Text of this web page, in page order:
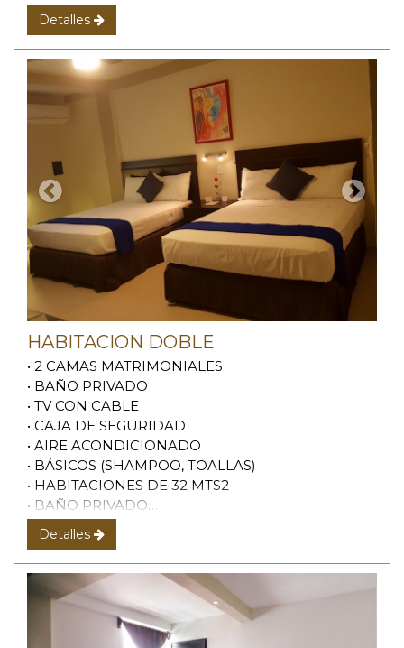
• LIBRE DE HUMO.
Detalles
HABITACION DOBLE
• 2 CAMAS MATRIMONIALES
• BAÑO PRIVADO
• TV CON CABLE
• CAJA DE SEGURIDAD
• AIRE ACONDICIONADO
• BÁSICOS (SHAMPOO, TOALLAS)
• HABITACIONES DE 32 MTS2
• BAÑO PRIVADO
• LIBRE DE HUMO.
Detalles